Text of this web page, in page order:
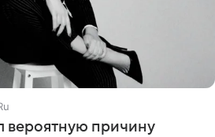
вероятную причину